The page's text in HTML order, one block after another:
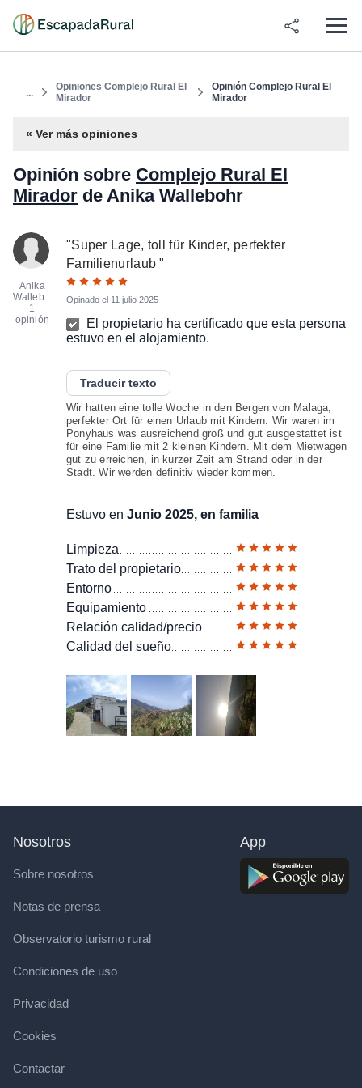
...
Opiniones Complejo Rural El
Mirador
Opinión Complejo Rural El
Mirador
« Ver más opiniones
Opinión sobre Complejo Rural El
Mirador de Anika Wallebohr
Anika
Walleb...
1
opinión
"Super Lage, toll für Kinder, perfekter
Familienurlaub"
Opinado el 11 julio 2025
El propietario ha certificado que esta persona
estuvo en el alojamiento.
Traducir texto
Wir hatten eine tolle Woche in den Bergen von Malaga,
perfekter Ort für einen Urlaub mit Kindern. Wir waren im
Ponyhaus was ausreichend groß und gut ausgestattet ist
für eine Familie mit 2 kleinen Kindern. Mit dem Mietwagen
gut zu erreichen, in kurzer Zeit am Strand oder in der
Stadt. Wir werden definitiv wieder kommen.
Estuvo en Junio 2025, en familia
Limpieza
Trato del propietario
Entorno
Equipamiento
Relación calidad/precio
Calidad del sueño
Nosotros
Sobre nosotros
Notas de prensa
Observatorio turismo rural
Condiciones de uso
Privacidad
Cookies
Contactar
App